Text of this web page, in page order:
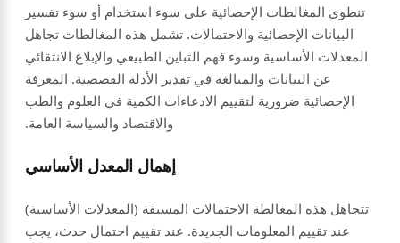
تنطوي المغالطات الإحصائية على سوء استخدام أو سوء تفسير
البيانات الإحصائية والاحتمالات. تشمل هذه المغالطات تجاهل
المعدلات الأساسية وسوء فهم التباين الطبيعي والإبلاغ الانتقائي
عن البيانات والمبالغة في تقدير الأدلة القصصية. المعرفة
الإحصائية ضرورية لتقييم الادعاءات الكمية في العلوم والطب
والاقتصاد والسياسة العامة.
إهمال المعدل الأساسي
تتجاهل هذه المغالطة الاحتمالات المسبقة (المعدلات الأساسية)
عند تقييم المعلومات الجديدة. عند تقييم احتمال حدث، يجب